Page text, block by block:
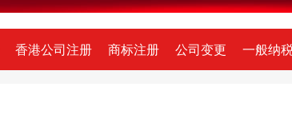
香港公司注册 商标注册 公司变更 一般纳